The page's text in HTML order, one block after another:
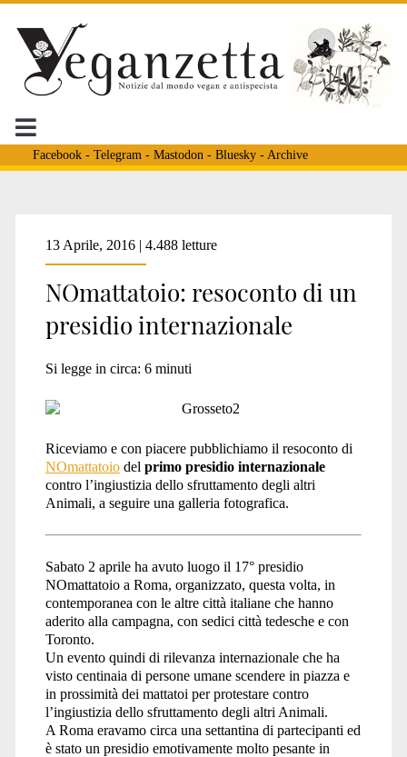
Facebook- Telegram - Mastodon - Bluesky- Archive
Tag:
<span>Uberlingen</
13 Aprile, 2016 | 4.488 letture
NOmattatoio: resoconto di un
presidio internazionale
Si legge in circa: 6 minuti
Riceviamo e con piacere pubblichiamo il resoconto di
NOmattatoiodel primo presidio internazionale
contro l’ingiustizia dello sfruttamento degli altri
Animali, a seguire una galleria fotografica.
Sabato 2 aprile ha avuto luogo il 17° presidio
NOmattatoio a Roma, organizzato, questa volta, in
contemporanea con le altre città italiane che hanno
aderito alla campagna, con sedici città tedesche e con
Toronto.
Un evento quindi di rilevanza internazionale che ha
visto centinaia di persone umane scendere in piazza e
in prossimità dei mattatoi per protestare contro
l’ingiustizia dello sfruttamento degli altri Animali.
A Roma eravamo circa una settantina di partecipanti ed
è stato un presidio emotivamente molto pesante in